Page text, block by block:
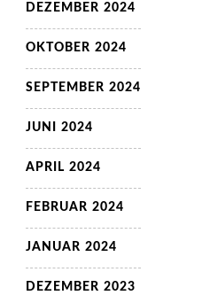
DEZEMBER 2024
OKTOBER 2024
SEPTEMBER 2024
JUNI 2024
APRIL 2024
FEBRUAR 2024
JANUAR 2024
DEZEMBER 2023